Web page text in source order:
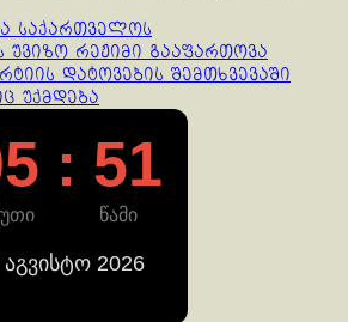
საქართველოს
უვიზო რეჟიმი გააფართოვა
დატოვების შემთხვევაში
უქმდება
: 51
წამი
აგვისტო 2026